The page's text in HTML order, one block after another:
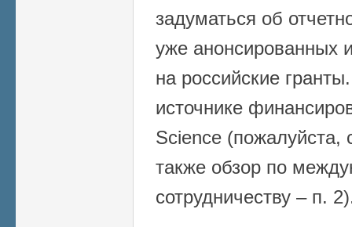
задуматься об
уже анонсированных
на российские
источнике
Science (пожалуйста,
также обзор по
сотрудничеству – п.